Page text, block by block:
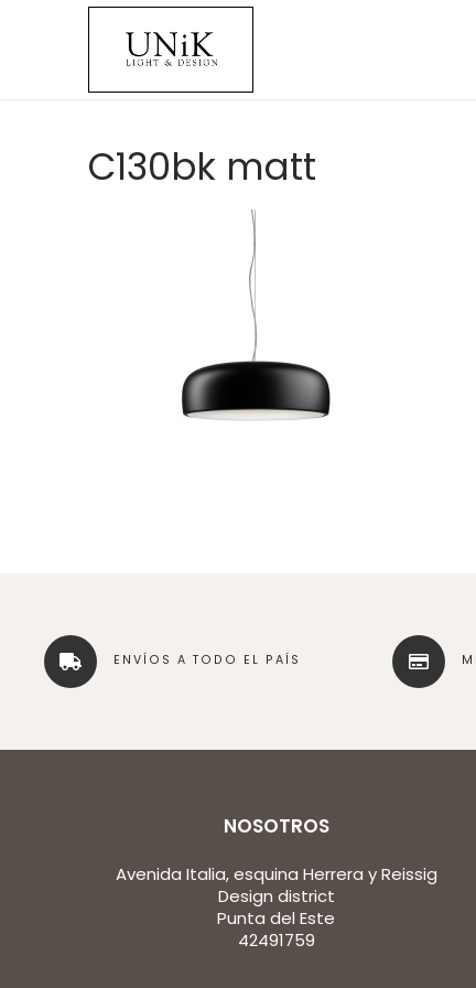
C130bk matt
ENVÍOS A TODO EL PAÍS
NOSOTROS
Avenida Italia, esquina Herrera y Reissig
Design district
Punta del Este
42491759